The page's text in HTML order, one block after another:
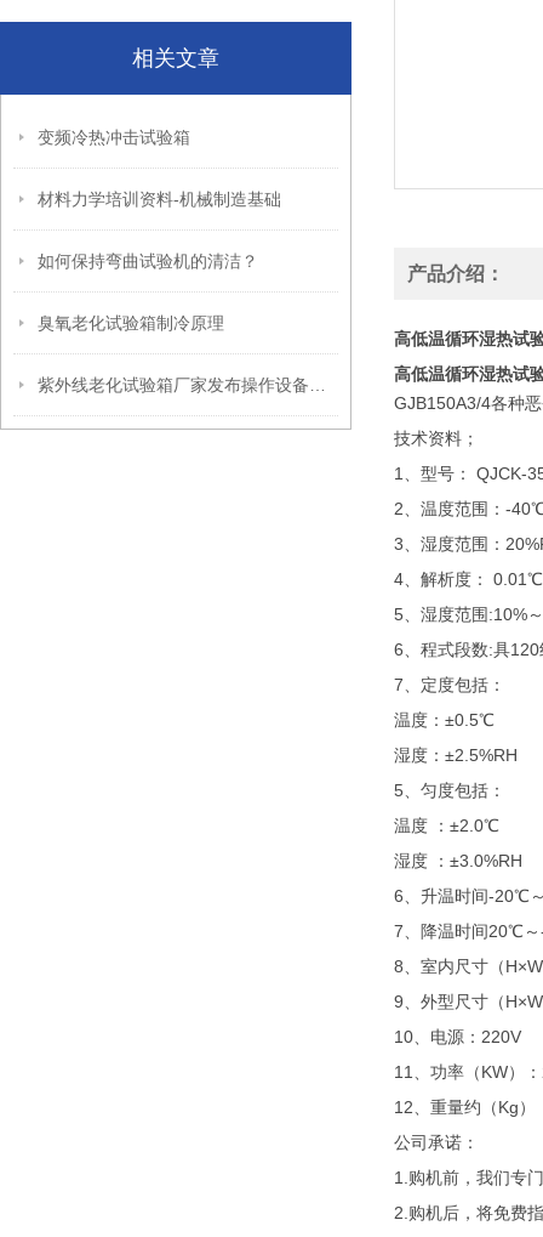
相关文章
变频冷热冲击试验箱
材料力学培训资料-机械制造基础
如何保持弯曲试验机的清洁？
臭氧老化试验箱制冷原理
产品介绍：
高低温循环湿热试
高低温循环湿热试
GJB150A3/4各种
技术资料；
1、型号： QJCK-
2、温度范围：-
3、湿度范围：
4、解析度：
5、湿度范围:10%
6、程式段数:具
7、定度包括：
温度： ±0.5℃
湿度： ±2.5%RH
5、匀度包括：
温度
： ±2.0℃
湿度
： ±3.0%RH
6、升温时间-20℃
7、降温时间20℃
8、室内尺寸（
9、外型尺寸（
10、电源：220V
11、功率（KW）
12、重量约（Kg）
公司承诺：
1.购机前，我们专
2.购机后，将免费